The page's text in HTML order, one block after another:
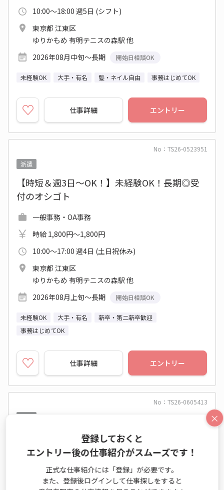
10:00～18:00 週5日 (シフト)
東京都 江東区
ゆりかもめ 有明テニスの森駅 他
2026年08月中旬～長期
開始日相談OK
未経験OK 大手・有名 髪・ネイル自由 事務はじめてOK
仕事詳細 エントリー
No：TS26-0523951
派遣
【時短＆週3日～OK！】未経験OK！長期◎受
付のオシゴト
一般事務・OA事務
時給 1,800円～1,800円
10:00～17:00 週4日 (土日祝休み)
東京都 江東区
ゆりかもめ 有明テニスの森駅 他
2026年08月上旬～長期
開始日相談OK
未経験OK 大手・有名
新卒・第二新卒歓迎
事務はじめてOK
仕事詳細 エントリー
No：TS26-0605413
×
登録しておくと
エントリー後の仕事紹介がスムーズです！
正式な仕事紹介には「登録」が必要です。
また、登録後ログインして仕事探しをすると